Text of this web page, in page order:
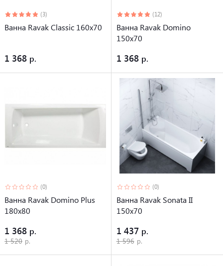
(3)
Ванна Ravak Classic 160x70
1 368
(12)
Ванна Ravak Domino
150х70
1 368
(0)
Ванна Ravak Domino Plus
180x80
1 368
1 520
(0)
Ванна Ravak Sonata II
150х70
1 437
1 596